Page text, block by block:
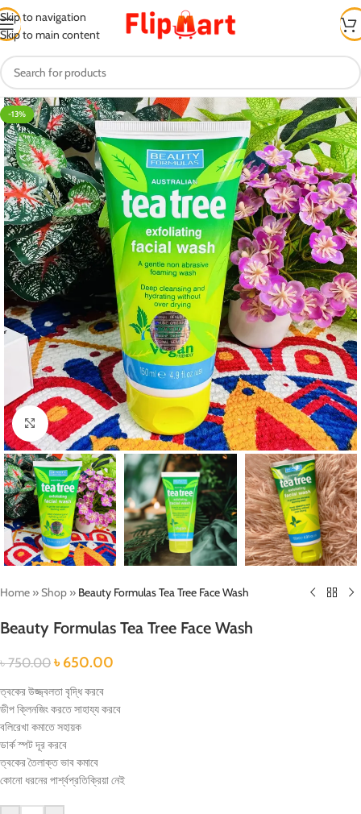
Skip to navigation
Skip to main content
-13%
Click to enlarge
Home »Shop » Beauty Formulas Tea Tree Face Wash
Beauty Formulas Tea Tree Face Wash
৳750.00 ৳650.00
ত্বকের উজ্জ্বলতা বৃদ্ধি করবে
ডীপ ক্লিনজিং করতে সাহায্য করবে
বলিরেখা কমাতে সহায়ক
ডার্ক স্পট দূর করবে
ত্বকের তৈলাক্ত ভাব কমাবে
কোনো ধরনের পার্শ্বপ্রতিক্রিয়া নেই